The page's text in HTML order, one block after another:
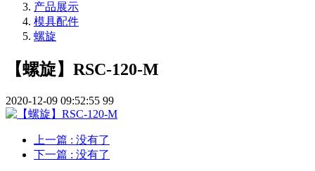
产品展示
模具配件
螺旋
【螺旋】RSC-120-M
2020-12-09 09:52:55 99
上一篇 : 没有了
下一篇 : 没有了